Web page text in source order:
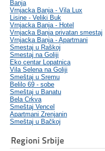
Banja
Vrnjacka Banja - Vila Lux
Lisine - Veliki Buk
Vrnjacka Banja - Hotel
Vrnjacka Banja privatan smestaj
Vrnjacka Banja - Apartmani
Smestaj u Raškoj
Smestaj na Goliji
Eko centar Lopatnica
Vila Selena na Goliji
Smeštaj u Sremu
Belilo 69 - sobe
Smeštaj u Banatu
Bela Crkva
Smeštaj Vencel
Apartmani Zrenjanin
Smeštaj u Bačkoj
Regioni Srbije